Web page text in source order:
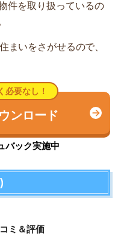
件を取り扱っているの
まいをさがせるので、
必要なし！
ンロード
バック実施中
ミ＆評価